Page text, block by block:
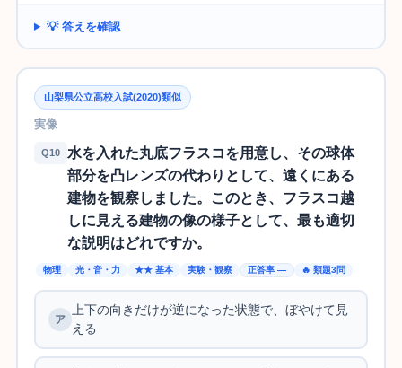
💡 答えを確認
山梨県公立高校入試(2020)類似
実像
Q10
水を入れた丸底フラスコを用意し、その球体
部分を凸レンズの代わりとして、遠くにある
建物を観察しました。このとき、フラスコ越
しに見える建物の像の様子として、最も適切
な説明はどれですか。
物理 光・音・力 ★★ 基本 実験・観察 正答率 — 🔥 類題3問
上下の向きだけが逆になった状態で、ぼやけて見
える